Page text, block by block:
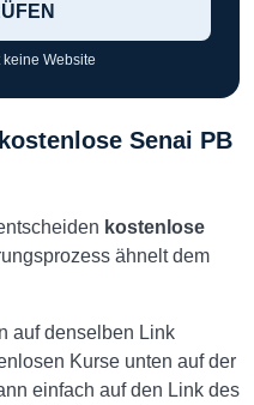
Website
Senai PB
kostenlose
ähnelt dem
auf denselben Link
Kurse unten auf der
einfach auf den Link des